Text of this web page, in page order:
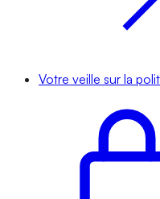
Votre veille sur la